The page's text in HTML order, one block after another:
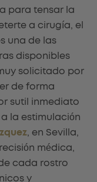
para tensar la
a cirugía, el
una de las
disponibles
solicitado por
de forma
sutil inmediato
la estimulación
, en Sevilla,
médica,
cada rostro
y